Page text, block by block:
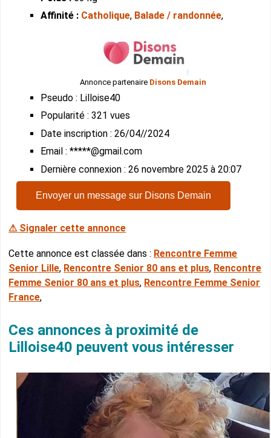
Affinité : Catholique, Balade / randonnée,
Annonce partenaire Disons Demain
Pseudo : Lilloise40
Popularité : 321 vues
Date inscription : 26/04//2024
Email : *****@gmail.com
Dernière connexion : 26 novembre 2025 à 20:07
Envoyer un message sur Disons Demain
⚠ Signaler cette annonce
Cette annonce est classée dans : Rencontre Femme
Senior Lille, Rencontre Senior 80 ans et plus, Rencontre
Femme Senior 80 ans et plus, Rencontre Femme Senior
France,
Ces annonces à proximité de
Lilloise40 peuvent vous intéresser